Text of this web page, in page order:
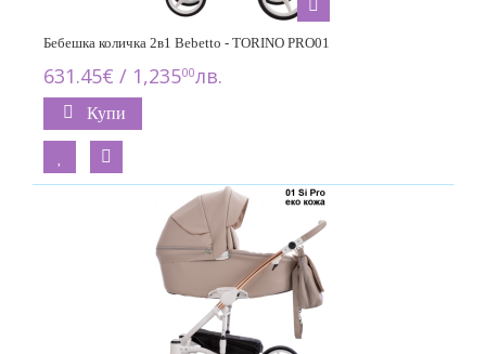
Бебешка количка 2в1 Bebetto - TORINO PRO01
631.45€ / 1,23500лв.
Купи